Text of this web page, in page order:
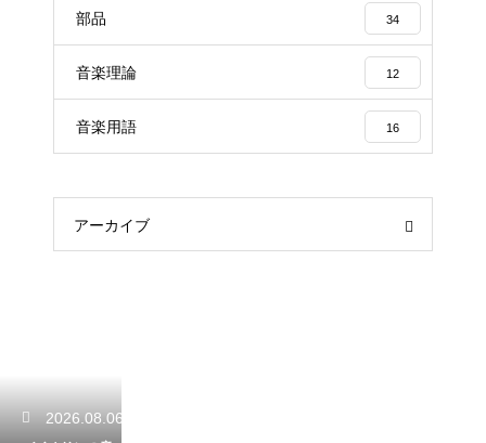
部品 34
音楽理論 12
音楽用語 16
アーカイブ
2026.08.06